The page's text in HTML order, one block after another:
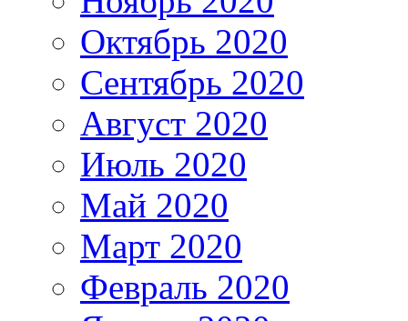
Октябрь 2020
Сентябрь 2020
Август 2020
Июль 2020
Май 2020
Март 2020
Февраль 2020